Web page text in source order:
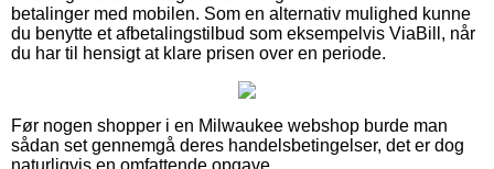
betalinger med mobilen. Som en alternativ mulighed kunne
du benytte et afbetalingstilbud som eksempelvis ViaBill, når
du har til hensigt at klare prisen over en periode.
Før nogen shopper i en Milwaukee webshop burde man
sådan set gennemgå deres handelsbetingelser, det er dog
naturligvis en omfattende opgave.